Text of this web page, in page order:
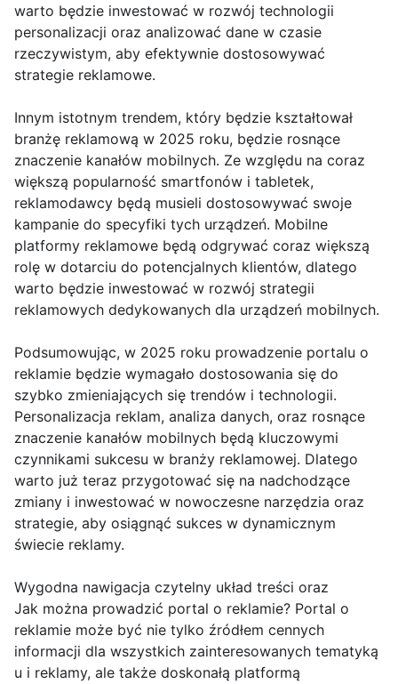
warto będzie inwestować w rozwój technologii
personalizacji oraz analizować dane w czasie
rzeczywistym, aby efektywnie dostosowywać
strategie reklamowe.
Innym istotnym trendem, który będzie kształtował
branżę reklamową w 2025 roku, będzie rosnące
znaczenie kanałów mobilnych. Ze względu na coraz
większą popularność smartfonów i tabletek,
reklamodawcy będą musieli dostosowywać swoje
kampanie do specyfiki tych urządzeń. Mobilne
platformy reklamowe będą odgrywać coraz większą
rolę w dotarciu do potencjalnych klientów, dlatego
warto będzie inwestować w rozwój strategii
reklamowych dedykowanych dla urządzeń mobilnych.
Podsumowując, w 2025 roku prowadzenie portalu o
reklamie będzie wymagało dostosowania się do
szybko zmieniających się trendów i technologii.
Personalizacja reklam, analiza danych, oraz rosnące
znaczenie kanałów mobilnych będą kluczowymi
czynnikami sukcesu w branży reklamowej. Dlatego
warto już teraz przygotować się na nadchodzące
zmiany i inwestować w nowoczesne narzędzia oraz
strategie, aby osiągnąć sukces w dynamicznym
świecie reklamy.
Wygodna nawigacja czytelny układ treści oraz
Jak można prowadzić portal o reklamie? Portal o
reklamie może być nie tylko źródłem cennych
informacji dla wszystkich zainteresowanych tematyką
u i reklamy, ale także doskonałą platformą